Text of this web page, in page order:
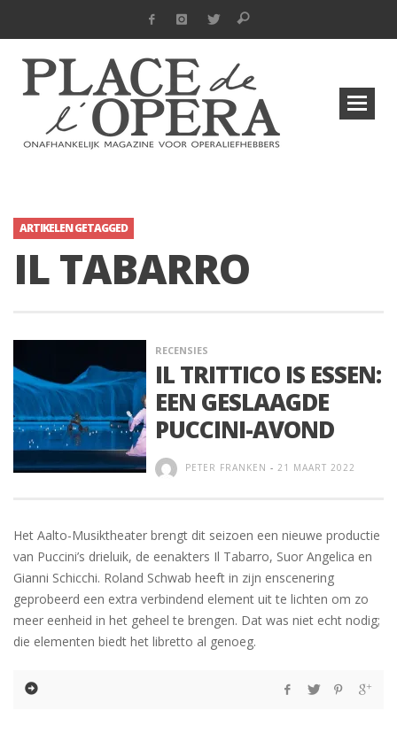
ARTIKELEN GETAGGED
IL TABARRO
RECENSIES
IL TRITTICO IS ESSEN:
EEN GESLAAGDE
PUCCINI-AVOND
PETER FRANKEN - 21 MAART 2022
Het Aalto-Musiktheater brengt dit seizoen een nieuwe productie
van Puccini’s drieluik, de eenakters Il Tabarro, Suor Angelica en
Gianni Schicchi. Roland Schwab heeft in zijn enscenering
geprobeerd een extra verbindend element uit te lichten om zo
meer eenheid in het geheel te brengen. Dat was niet echt nodig;
die elementen biedt het libretto al genoeg.